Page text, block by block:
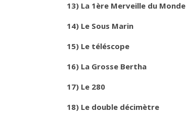
13) La 1ère Merveille du Monde
14) Le Sous Marin
15) Le téléscope
16) La Grosse Bertha
17) Le 280
18) Le double décimètre